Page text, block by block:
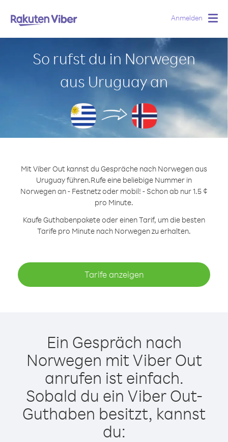
Anmelden
So rufst du in Norwegen
aus Uruguay an
Mit Viber Out kannst du Gespräche nach Norwegen aus
Uruguay führen.Rufe eine beliebige Nummer in
Norwegen an - Festnetz oder mobil! - Schon ab nur 1.5 ¢
pro Minute.
Kaufe Guthabenpakete oder einen Tarif, um die besten
Tarife pro Minute nach Norwegen zu erhalten.
Tarife anzeigen
Ein Gespräch nach
Norwegen mit Viber Out
anrufen ist einfach.
Sobald du ein Viber Out-
Guthaben besitzt, kannst
du: